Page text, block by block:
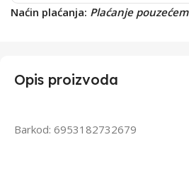
Naćin plaćanja: Plaćanje pouzećem
Opis proizvoda
Barkod: 6953182732679